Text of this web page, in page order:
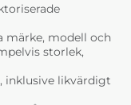
märke, modell och
storlek,
inklusive likvärdigt